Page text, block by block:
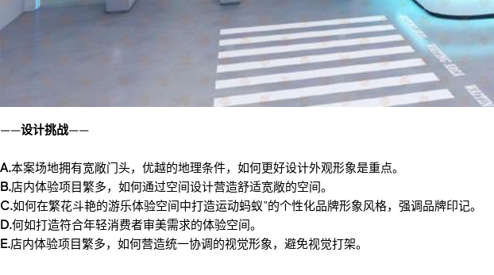
——设计挑战——
A.本案场地拥有宽敞门头，优越的地理条件，如何更好设计外观形象是重点。
B.店内体验项目繁多，如何通过空间设计营造舒适宽敞的空间。
C.如何在繁花斗艳的游乐体验空间中打造运动蚂蚁”的个性化品牌形象风格，强调品牌印记。
D.何如打造符合年轻消费者审美需求的体验空间。
E.店内体验项目繁多，如何营造统一协调的视觉形象，避免视觉打架。